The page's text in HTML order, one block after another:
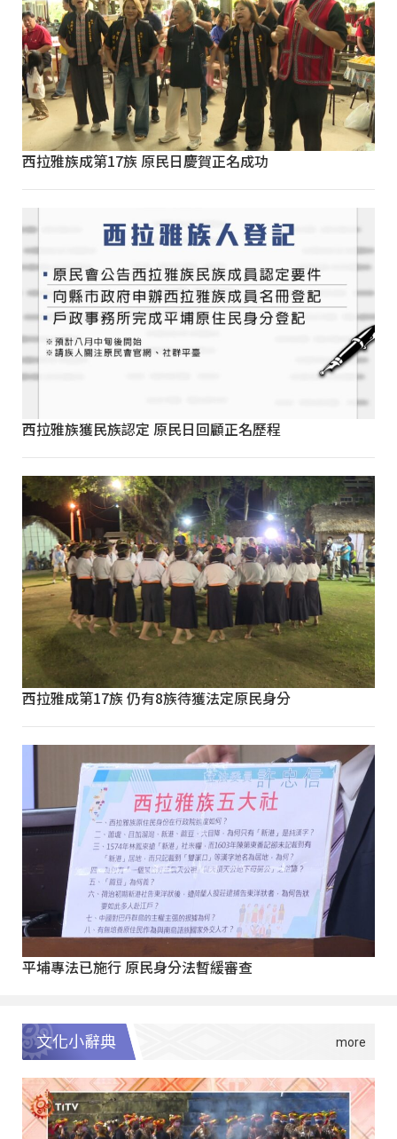
西拉雅族成第17族 原民日慶賀正名成功
西拉雅族獲民族認定 原民日回顧正名歷程
西拉雅成第17族 仍有8族待獲法定原民身分
平埔專法已施行 原民身分法暫緩審查
文化小辭典